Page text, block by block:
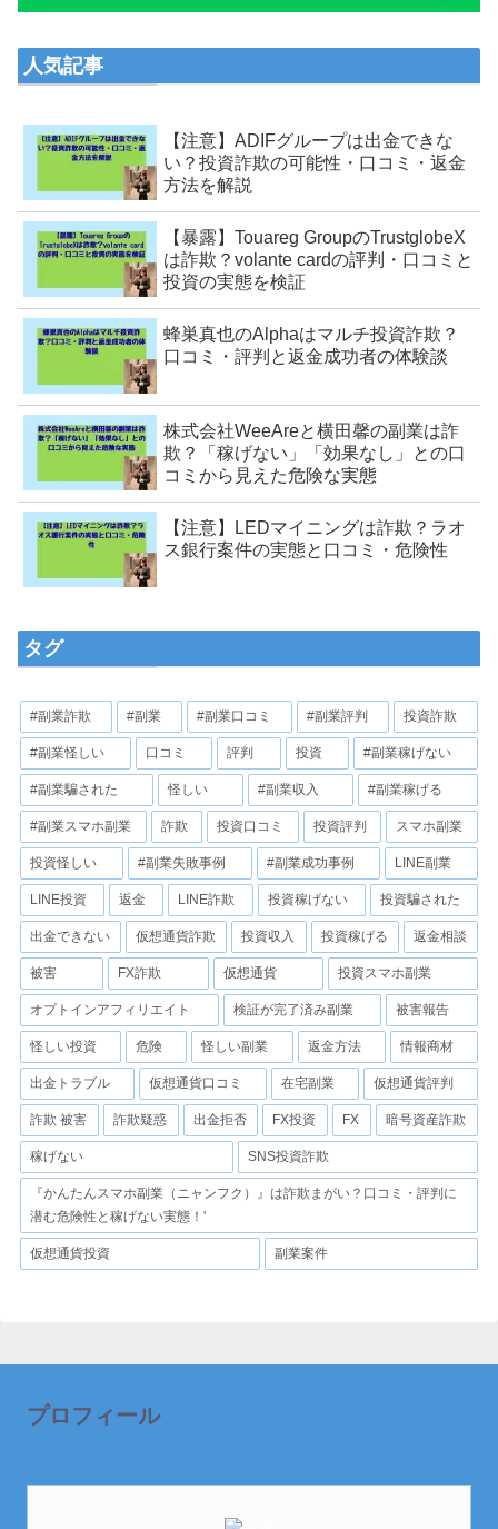
人気記事
【注意】ADIFグループは出金できな
い？投資詐欺の可能性・口コミ・返金
方法を解説
【暴露】Touareg GroupのTrustglobeX
は詐欺？volante cardの評判・口コミと
投資の実態を検証
蜂巣真也のAlphaはマルチ投資詐欺？
口コミ・評判と返金成功者の体験談
株式会社WeeAreと横田馨の副業は詐
欺？「稼げない」「効果なし」との口
コミから見えた危険な実態
【注意】LEDマイニングは詐欺？ラオ
ス銀行案件の実態と口コミ・危険性
タグ
#副業詐欺 #副業 #副業口コミ #副業評判 投資詐欺
#副業怪しい 口コミ 評判 投資 #副業稼げない
#副業騙された 怪しい #副業収入 #副業稼げる
#副業スマホ副業 詐欺 投資口コミ 投資評判 スマホ副業
投資怪しい #副業失敗事例 #副業成功事例 LINE副業
LINE投資 返金 LINE詐欺 投資稼げない 投資騙された
出金できない 仮想通貨詐欺 投資収入 投資稼げる 返金相談
被害 FX詐欺 仮想通貨 投資スマホ副業
オプトインアフィリエイト 検証が完了済み副業 被害報告
怪しい投資 危険 怪しい副業 返金方法 情報商材
出金トラブル 仮想通貨口コミ 在宅副業 仮想通貨評判
詐欺 被害 詐欺疑惑 出金拒否 FX投資 FX 暗号資産詐欺
稼げない SNS投資詐欺
『かんたんスマホ副業（ニャンフク）』は詐欺まがい？口コミ・評判に
潜む危険性と稼げない実態！'
仮想通貨投資 副業案件
プロフィール